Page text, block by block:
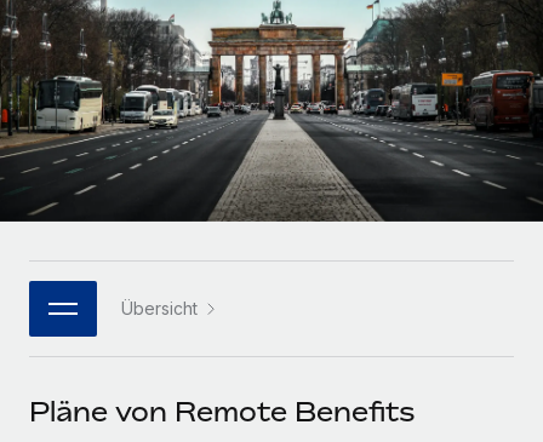
INFRASTRUKTUR
Remote Embedded
Nahtlose Integration der HR in bestehende Abläufe
Plattform
Integrierte HR-Kernfunktionen für dein Team
MCP
Integrationen
Tools
Unternehmen
Mittelstand
Maßgeschneiderte HR-Lösungen, um Teams zu
vergrößern
Enterprise
Globale HR für Konzerne und Großunternehmen
PARTNER WERDEN
Flexible Einbettung von Global-HR-Funktionen in deine
LERNEN MIT REMOTE
Forschung und Leitfäden
Fallstudien
HR-Glossar
Bibliothek für Stellenbeschreibungen
Webinare
Events
Deutsch
Español
Italiano
Português (Portugal)
한국어 Übersicht
Pläne von Remote Benefits